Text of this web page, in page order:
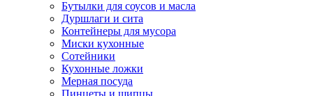
Бутылки для соусов и масла
Дуршлаги и сита
Контейнеры для мусора
Миски кухонные
Сотейники
Кухонные ложки
Мерная посуда
Пинцеты и щипцы